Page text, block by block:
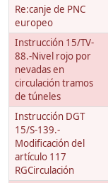
Re:canje de PNC
europeo
Instrucción 15/TV-
88.-Nivel rojo por
nevadas en
circulación tramos
de túneles
Instrucción DGT
15/S-139.-
Modificación del
artículo 117
RGCirculación